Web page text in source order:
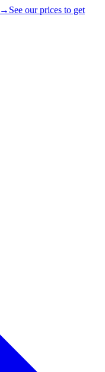
→ See our prices to get